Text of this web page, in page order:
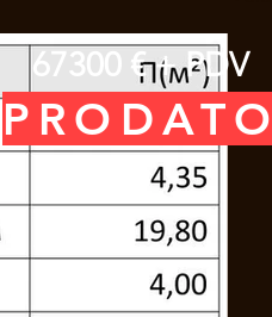
67300 € + PDV
PRODATO